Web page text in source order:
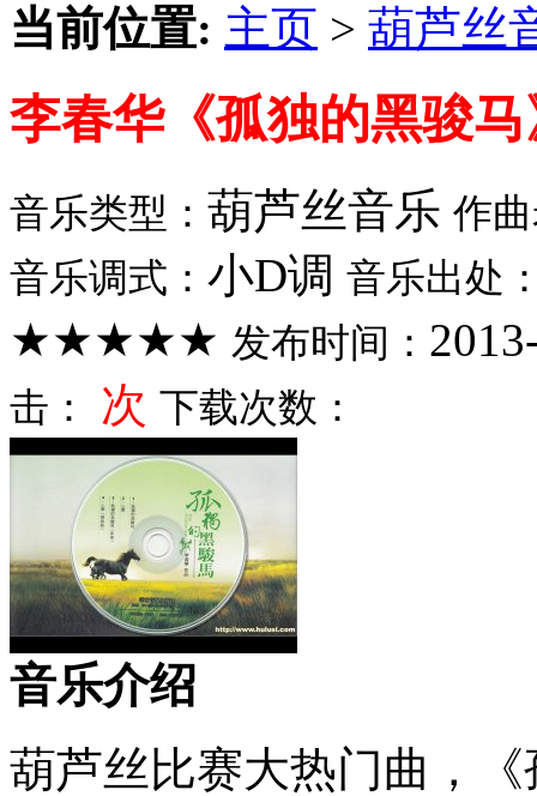
当前位置: 主页 > 葫芦丝
李春华《孤独的黑骏
音乐类型： 葫芦丝音乐 作
音乐调式： 小D调 音乐出处
★★★★★ 发布时间：
击： 次 下载次数：
音乐介绍
葫芦丝比赛大热门曲，